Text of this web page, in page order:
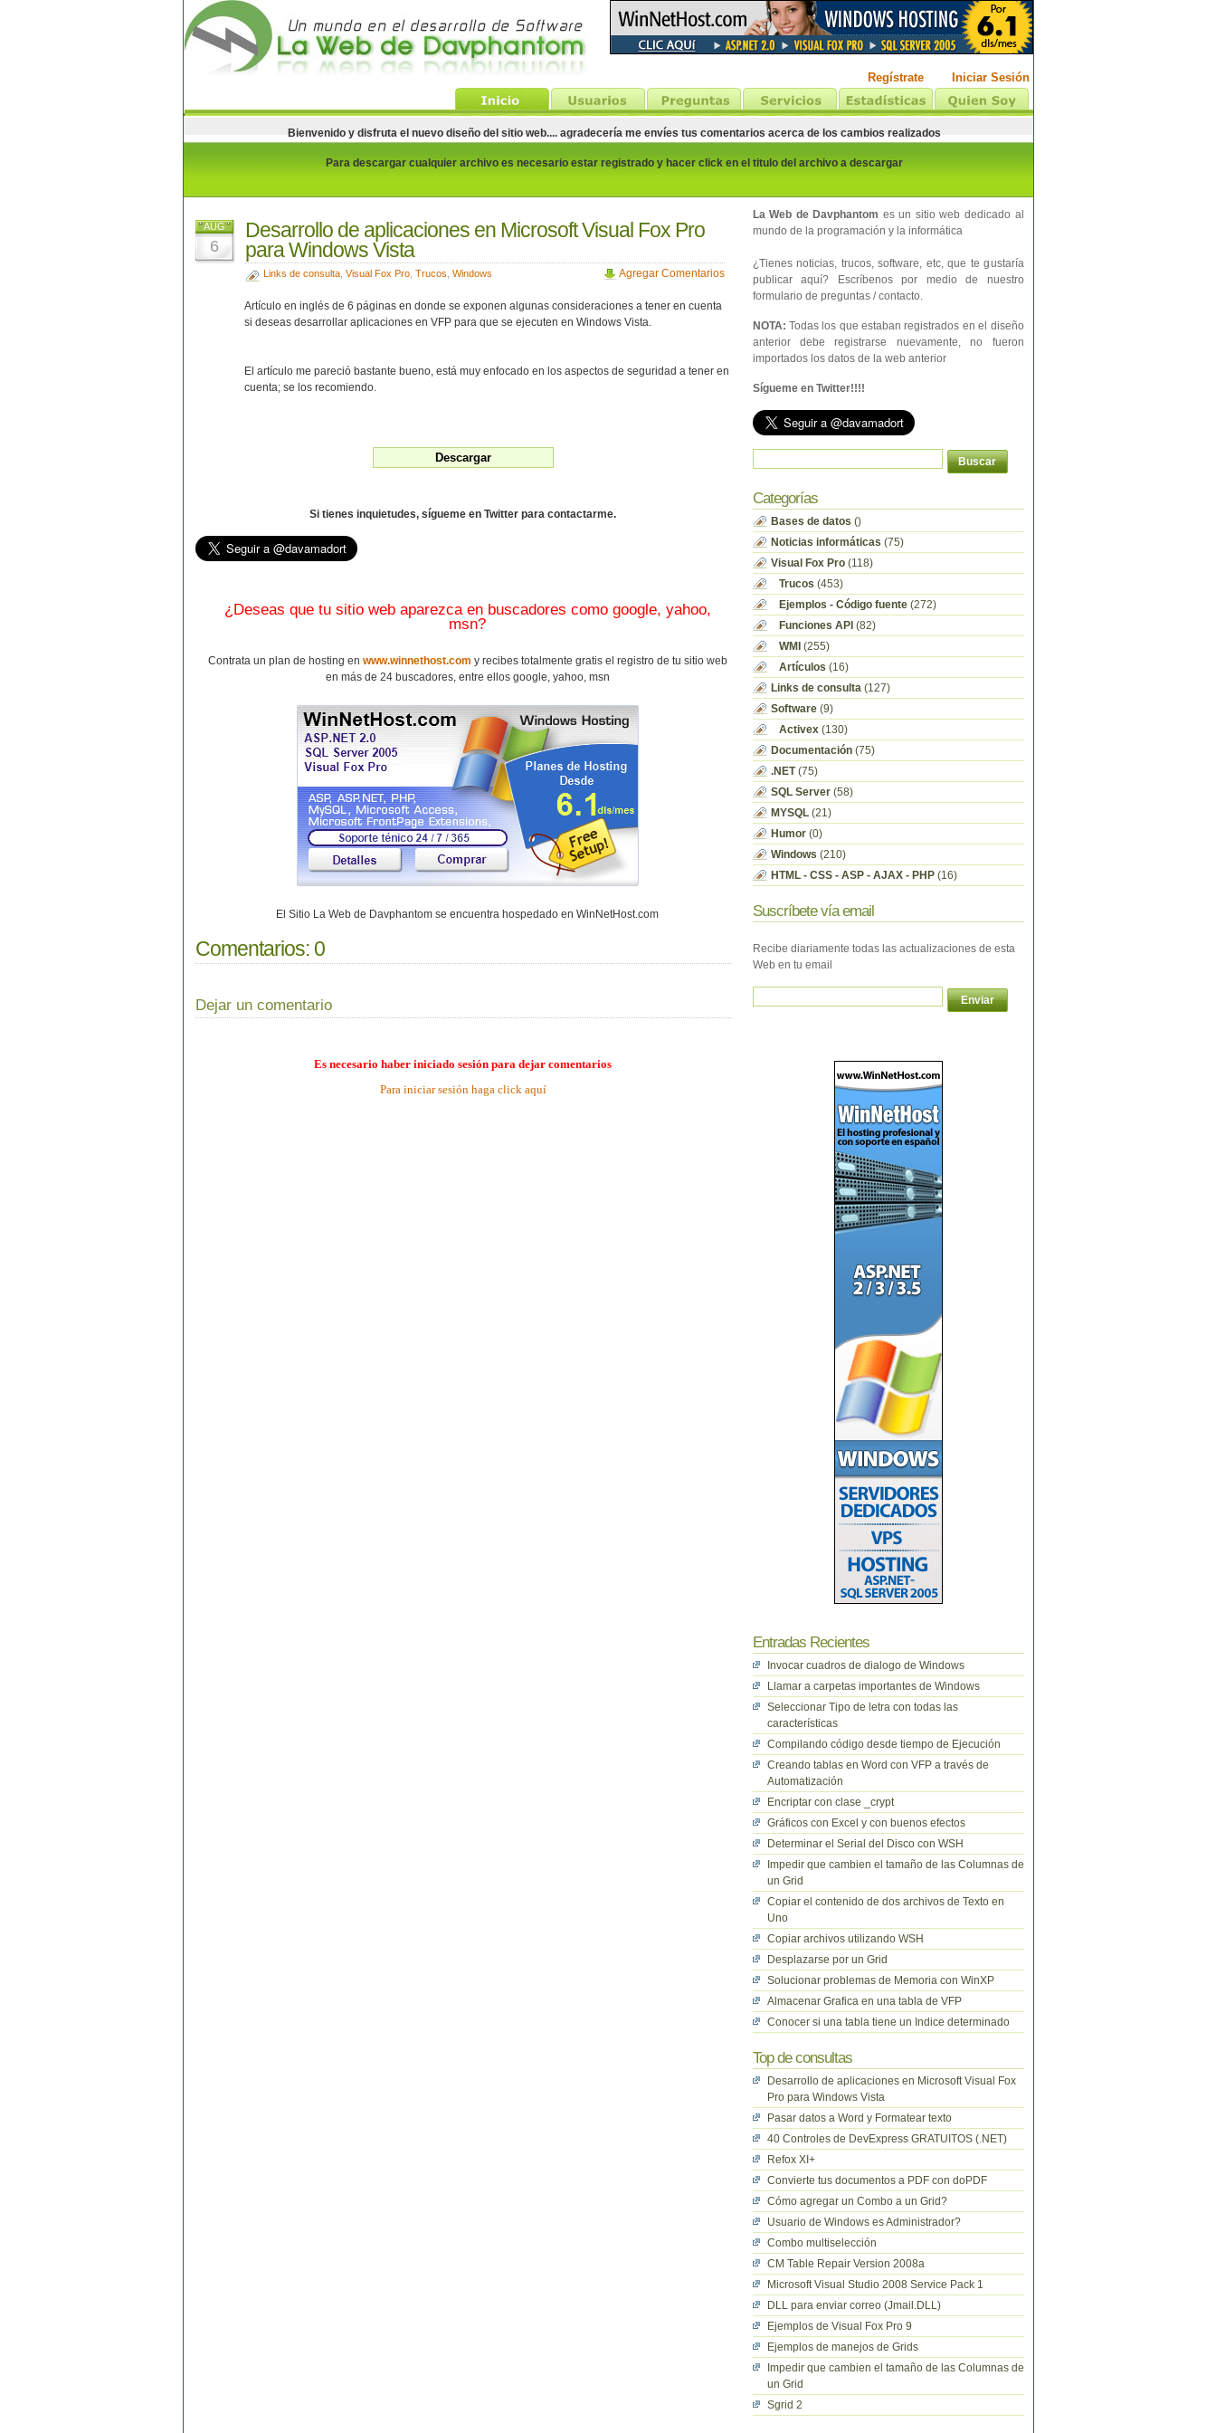
Regístrate Iniciar Sesión
Bienvenido y disfruta el nuevo diseño del sitio web.... agradecería me envíes tus comentarios acerca de los cambios realizados
Para descargar cualquier archivo es necesario estar registrado y hacer click en el titulo del archivo a descargar
AUG
6
Desarrollo de aplicaciones en Microsoft Visual Fox Pro
para Windows Vista
Links de consulta, Visual Fox Pro, Trucos Windows Agregar Comentarios
Artículo en inglés de 6 páginas en donde se exponen algunas consideraciones a tener en cuenta
si deseas desarrollar aplicaciones en VFP para que se ejecuten en Windows Vista.
El artículo me pareció bastante bueno, está muy enfocado en los aspectos de seguridad a tener en
cuenta; se los recomiendo.
Si tienes inquietudes, sígueme en Twitter para contactarme.
¿Deseas que tu sitio web aparezca en buscadores como google, yahoo,
msn?
Contrata un plan de hosting en www.winnethost.com y recibes totalmente gratis el registro de tu sitio web
en más de 24 buscadores, entre ellos google, yahoo, msn
El Sitio La Web de Davphantom se encuentra hospedado en WinNetHost.com
Comentarios:0
Dejar un comentario
Es necesario haber iniciado sesión para dejar comentarios
Para iniciar sesión haga click aquí
La Web de Davphantom es un sitio web dedicado al
mundo de la programación y la informática
¿Tienes noticias, trucos, software, etc, que te gustaría
publicar aquí? Escríbenos por medio de nuestro
formulario de preguntas / contacto.
NOTA: Todas los que estaban registrados en el diseño
anterior debe registrarse nuevamente, no fueron
importados los datos de la web anterior
Sígueme en Twitter!!!!
Categorías
Bases de datos ()
Noticias informáticas (75)
Visual Fox Pro(118)
Trucos (453)
Ejemplos - Código fuente(272)
Funciones API (82)
WMI (255)
Artículos (16)
Links de consulta(127)
Software(9)
Activex(130)
Documentación(75)
.NET(75)
SQL Server(58)
MYSQL(21)
Humor(0)
Windows (210)
HTML - CSS - ASP - AJAX - PHP(16)
Suscríbete vía email
Recibe diariamente todas las actualizaciones de esta
Web en tu email
Entradas Recientes
Invocar cuadros de dialogo de Windows
Llamar a carpetas importantes de Windows
Seleccionar Tipo de letra con todas las
características
Compilando código desde tiempo de Ejecución
Creando tablas en Word con VFP a través de
Automatización
Encriptar con clase _crypt
Gráficos con Excel y con buenos efectos
Determinar el Serial del Disco con WSH
Impedir que cambien el tamaño de las Columnas de
un Grid
Copiar el contenido de dos archivos de Texto en
Uno
Copiar archivos utilizando WSH
Desplazarse por un Grid
Solucionar problemas de Memoria con WinXP
Almacenar Grafica en una tabla de VFP
Conocer si una tabla tiene un Indice determinado
Top de consultas
Desarrollo de aplicaciones en Microsoft Visual Fox
Pro para Windows Vista
Pasar datos a Word y Formatear texto
40 Controles de DevExpress GRATUITOS (.NET)
Refox XI+
Convierte tus documentos a PDF con doPDF
Cómo agregar un Combo a un Grid?
Usuario de Windows es Administrador?
Combo multiselección
CM Table Repair Version 2008a
Microsoft Visual Studio 2008 Service Pack 1
DLL para enviar correo (Jmail.DLL)
Ejemplos de Visual Fox Pro 9
Ejemplos de manejos de Grids
Impedir que cambien el tamaño de las Columnas de
un Grid
Sgrid 2